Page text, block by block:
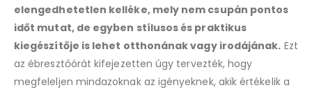
elengedhetetlen kelléke, mely nem csupán pontos
időt mutat, de egyben stílusos és praktikus
kiegészítője is lehet otthonának vagy irodájának. Ezt
az ébresztőórát kifejezetten úgy tervezték, hogy
megfeleljen mindazoknak az igényeknek, akik értékelik a